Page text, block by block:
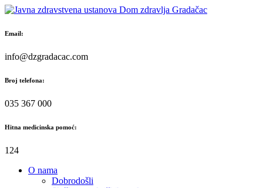
Skip
content
Email:
info@dzgradacac.com
Broj telefona:
035 367 000
Hitna medicinska pomoć:
124
O nama
Dobrodošli